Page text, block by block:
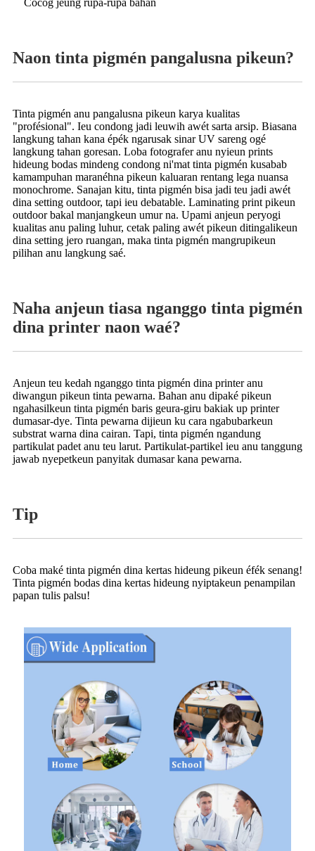
Naon tinta pigmén pangalusna pikeun?
Tinta pigmén anu pangalusna pikeun karya kualitas
"profésional". Ieu condong jadi leuwih awét sarta arsip. Biasana
langkung tahan kana épék ngarusak sinar UV sareng ogé
langkung tahan goresan. Loba fotografer anu nyieun prints
hideung bodas mindeng condong ni'mat tinta pigmén kusabab
kamampuhan maranéhna pikeun kaluaran rentang lega nuansa
monochrome. Sanajan kitu, tinta pigmén bisa jadi teu jadi awét
dina setting outdoor, tapi ieu debatable. Laminating print pikeun
outdoor bakal manjangkeun umur na. Upami anjeun peryogi
kualitas anu paling luhur, cetak paling awét pikeun ditingalikeun
dina setting jero ruangan, maka tinta pigmén mangrupikeun
pilihan anu langkung saé.
Naha anjeun tiasa nganggo tinta pigmén
dina printer naon waé?
Anjeun teu kedah nganggo tinta pigmén dina printer anu
diwangun pikeun tinta pewarna. Bahan anu dipaké pikeun
ngahasilkeun tinta pigmén baris geura-giru bakiak up printer
dumasar-dye. Tinta pewarna dijieun ku cara ngabubarkeun
substrat warna dina cairan. Tapi, tinta pigmén ngandung
partikulat padet anu teu larut. Partikulat-partikel ieu anu tanggung
jawab nyepetkeun panyitak dumasar kana pewarna.
Tip
Coba maké tinta pigmén dina kertas hideung pikeun éfék senang!
Tinta pigmén bodas dina kertas hideung nyiptakeun penampilan
papan tulis palsu!